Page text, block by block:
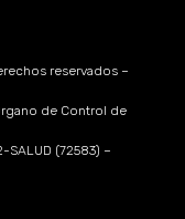
reservados –
de Control de
(72583) –